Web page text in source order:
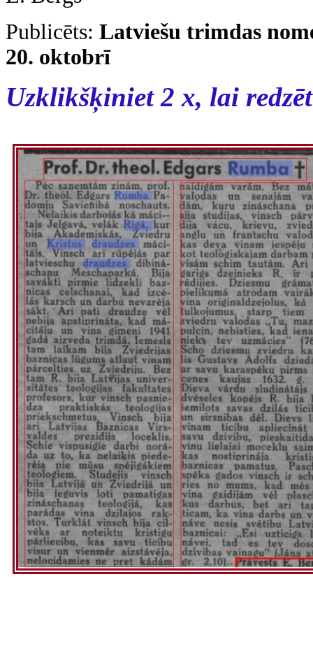
Publicēts: Latviešu trimdas
20. oktobrī
Uzklikšķiniet 2 x, lai